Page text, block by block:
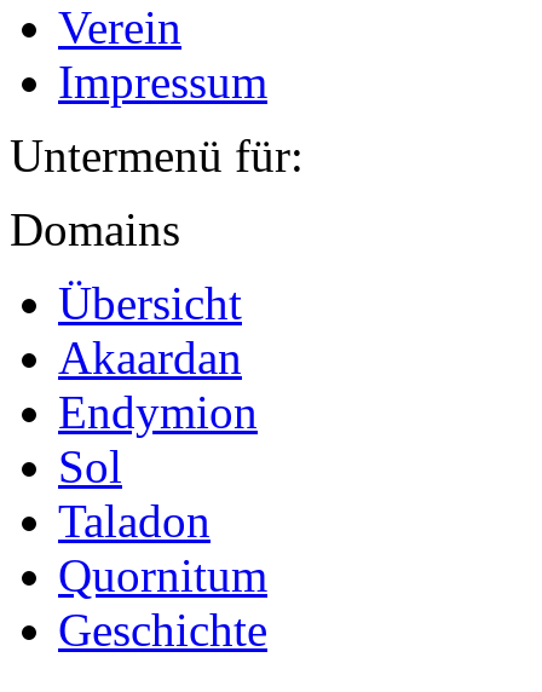
Verein
Impressum
Untermenü für:
Domains
Übersicht
Akaardan
Endymion
Sol
Taladon
Quornitum
Geschichte